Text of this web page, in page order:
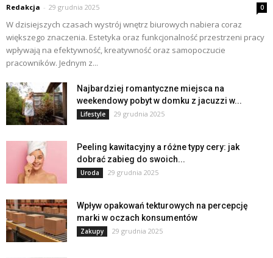
Redakcja - 29 grudnia 2025 0
W dzisiejszych czasach wystrój wnętrz biurowych nabiera coraz
większego znaczenia. Estetyka oraz funkcjonalność przestrzeni pracy
wpływają na efektywność, kreatywność oraz samopoczucie
pracowników. Jednym z...
Najbardziej romantyczne miejsca na
weekendowy pobyt w domku z jacuzzi w...
Lifestyle 29 grudnia 2025
Peeling kawitacyjny a różne typy cery: jak
dobrać zabieg do swoich...
Uroda 29 grudnia 2025
Wpływ opakowań tekturowych na percepcję
marki w oczach konsumentów
Zakupy 29 grudnia 2025